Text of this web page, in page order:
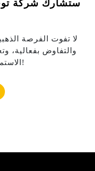
ستشارك شركة
لا تفوت الفرصة
والتفاوض بفعالية،
الاستمتاع بأجواء بانكوك النابضة بالحياة!